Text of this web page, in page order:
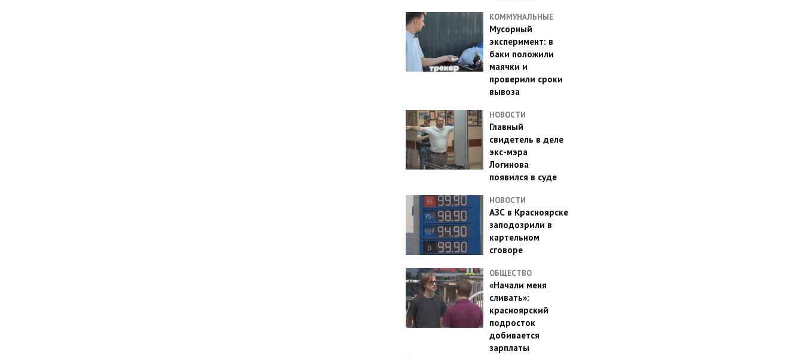
КОММУНАЛЬНЫЕ
Мусорный
эксперимент: в
баки положили
маячки и
проверили сроки
вывоза
НОВОСТИ
Главный
свидетель в деле
экс-мэра
Логинова
появился в суде
НОВОСТИ
АЗС в Красноярске
заподозрили в
картельном
сговоре
ОБЩЕСТВО
«Начали меня
сливать»:
красноярский
подросток
добивается
зарплаты